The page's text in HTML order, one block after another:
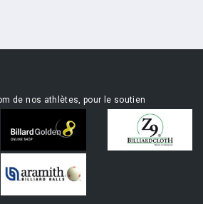
de nos athlètes, pour le soutien